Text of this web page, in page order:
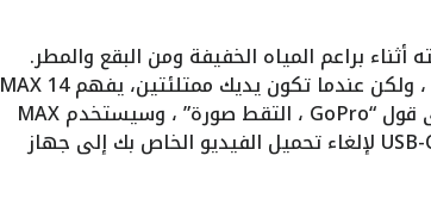
16 درجة لحمايته أثناء براعم المياه الخفيفة ومن البقع والمطر.
توفر شاشة اللمس في الكاميرا إدارة سريعة وسهلة ، ولكن عندما تكون يديك ممتلئتين، يفهم MAX 14
أمرا صوتيا بأكثر من عشر لغات ولهجات. ما عليك سوى قول “GoPro ، التقط صورة” ، وسيستخدم MAX
إعداداتك الحالية لالتقاط صورة. كما أنه يتميز بمخرج USB-C لإلغاء تحميل الفيديو الخاص بك إلى جهاز